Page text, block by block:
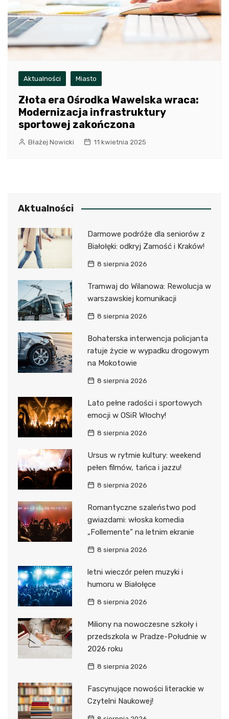
Aktualności Miasto
Złota era Ośrodka Wawelska wraca:
Modernizacja infrastruktury
sportowej zakończona
Błażej Nowicki 11 kwietnia 2025
Aktualności
Darmowe podróże dla seniorów z
Białołęki: odkryj Zamość i Kraków!
8 sierpnia 2026
Tramwaj do Wilanowa: Rewolucja w
warszawskiej komunikacji
8 sierpnia 2026
Bohaterska interwencja policjanta
ratuje życie w wypadku drogowym
na Mokotowie
8 sierpnia 2026
Lato pełne radości i sportowych
emocji w OSiR Włochy!
8 sierpnia 2026
Ursus w rytmie kultury: weekend
pełen filmów, tańca i jazzu!
8 sierpnia 2026
Romantyczne szaleństwo pod
gwiazdami: włoska komedia
„Follemente” na letnim ekranie
8 sierpnia 2026
letni wieczór pełen muzyki i
humoru w Białołęce
8 sierpnia 2026
Miliony na nowoczesne szkoły i
przedszkola w Pradze-Południe w
2026 roku
8 sierpnia 2026
Fascynujące nowości literackie w
Czytelni Naukowej!